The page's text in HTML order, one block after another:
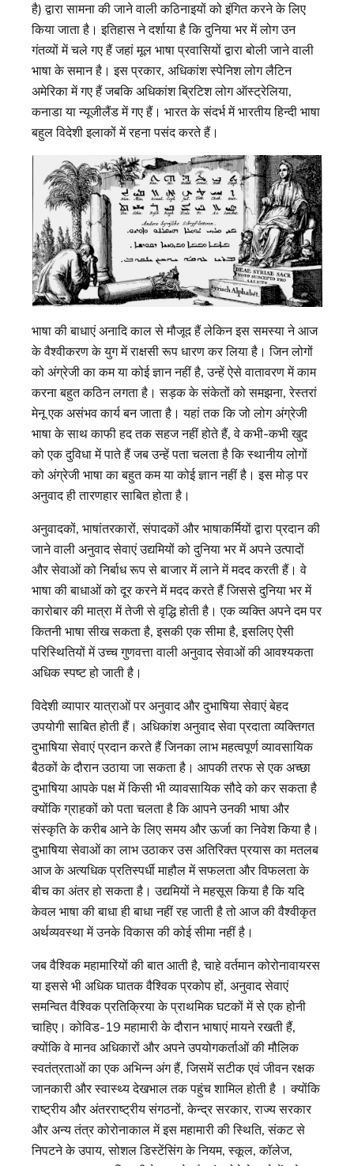
है) द्वारा सामना की जाने वाली कठिनाइयों को इंगित करने के लिए
किया जाता है। इतिहास ने दर्शाया है कि दुनिया भर में लोग उन
गंतव्यों में चले गए हैं जहां मूल भाषा प्रवासियों द्वारा बोली जाने वाली
भाषा के समान है। इस प्रकार, अधिकांश स्पेनिश लोग लैटिन
अमेरिका में गए हैं जबकि अधिकांश ब्रिटिश लोग ऑस्ट्रेलिया,
कनाडा या न्यूजीलैंड में गए हैं। भारत के संदर्भ में भारतीय हिन्दी भाषा
बहुल विदेशी इलाकों में रहना पसंद करते हैं।
भाषा की बाधाएं अनादि काल से मौजूद हैं लेकिन इस समस्या ने आज
के वैश्वीकरण के युग में राक्षसी रूप धारण कर लिया है। जिन लोगों
को अंग्रेजी का कम या कोई ज्ञान नहीं है, उन्हें ऐसे वातावरण में काम
करना बहुत कठिन लगता है। सड़क के संकेतों को समझना, रेस्तरां
मेनू एक असंभव कार्य बन जाता है। यहां तक ​​कि जो लोग अंग्रेजी
भाषा के साथ काफी हद तक सहज नहीं होते हैं, वे कभी-कभी खुद
को एक दुविधा में पाते हैं जब उन्हें पता चलता है कि स्थानीय लोगों
को अंग्रेजी भाषा का बहुत कम या कोई ज्ञान नहीं है। इस मोड़ पर
अनुवाद ही तारणहार साबित होता है।
अनुवादकों, भाषांतरकारों, संपादकों और भाषाकर्मियों द्वारा प्रदान की
जाने वाली अनुवाद सेवाएं उद्यमियों को दुनिया भर में अपने उत्पादों
और सेवाओं को निर्बाध रूप से बाजार में लाने में मदद करती हैं। वे
भाषा की बाधाओं को दूर करने में मदद करते हैं जिससे दुनिया भर में
कारोबार की मात्रा में तेजी से वृद्धि होती है। एक व्यक्ति अपने दम पर
कितनी भाषा सीख सकता है, इसकी एक सीमा है, इसलिए ऐसी
परिस्थितियों में उच्च गुणवत्ता वाली अनुवाद सेवाओं की आवश्यकता
अधिक स्पष्ट हो जाती है।
विदेशी व्यापार यात्राओं पर अनुवाद और दुभाषिया सेवाएं बेहद
उपयोगी साबित होती हैं। अधिकांश अनुवाद सेवा प्रदाता व्यक्तिगत
दुभाषिया सेवाएं प्रदान करते हैं जिनका लाभ महत्वपूर्ण व्यावसायिक
बैठकों के दौरान उठाया जा सकता है। आपकी तरफ से एक अच्छा
दुभाषिया आपके पक्ष में किसी भी व्यावसायिक सौदे को कर सकता है
क्योंकि ग्राहकों को पता चलता है कि आपने उनकी भाषा और
संस्कृति के करीब आने के लिए समय और ऊर्जा का निवेश किया है।
दुभाषिया सेवाओं का लाभ उठाकर उस अतिरिक्त प्रयास का मतलब
आज के अत्यधिक प्रतिस्पर्धी माहौल में सफलता और विफलता के
बीच का अंतर हो सकता है। उद्यमियों ने महसूस किया है कि यदि
केवल भाषा की बाधा ही बाधा नहीं रह जाती है तो आज की वैश्वीकृत
अर्थव्यवस्था में उनके विकास की कोई सीमा नहीं है।
जब वैश्विक महामारियों की बात आती है, चाहे वर्तमान कोरोनावायरस
या इससे भी अधिक घातक वैश्विक प्रकोप हों, अनुवाद सेवाएं
समन्वित वैश्विक प्रतिक्रिया के प्राथमिक घटकों में से एक होनी
चाहिए। कोविड-19 महामारी के दौरान भाषाएं मायने रखती हैं,
क्योंकि वे मानव अधिकारों और अपने उपयोगकर्ताओं की मौलिक
स्वतंत्रताओं का एक अभिन्न अंग हैं, जिसमें सटीक एवं जीवन रक्षक
जानकारी और स्वास्थ्य देखभाल तक पहुंच शामिल होती है । क्योंकि
राष्ट्रीय और अंतरराष्ट्रीय संगठनों, केन्द्र सरकार, राज्य सरकार
और अन्य तंत्र कोरोनाकाल में इस महामारी की स्थिति, संकट से
निपटने के उपाय, सोशल डिस्टेंसिंग के नियम, स्कूल, कॉलेज,